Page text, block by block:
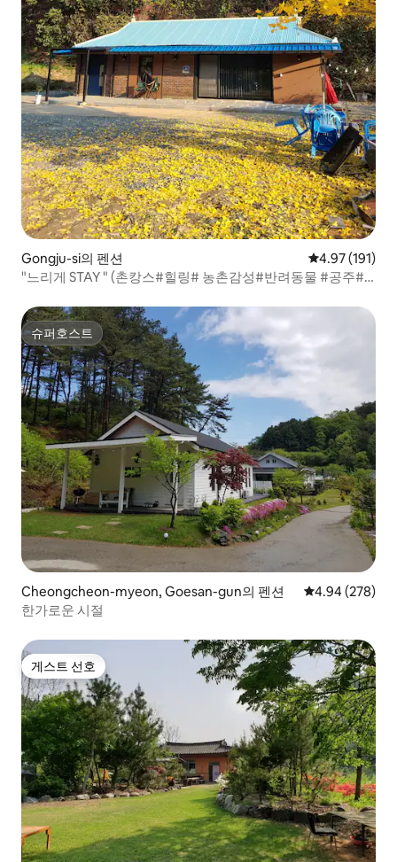
Gongju-si의 펜션 평점 4.97점(5
4.97 (191)
"느리게 STAY " (촌캉스#힐링# 농촌감성#반려동물 #공주#
슈퍼호스트
슈퍼호스트
Cheongcheon-myeon, Goesan-gun의 펜션 평점 4.94점(5
4.94 (278)
한가로운 시절
게스트 선호
게스트 선호